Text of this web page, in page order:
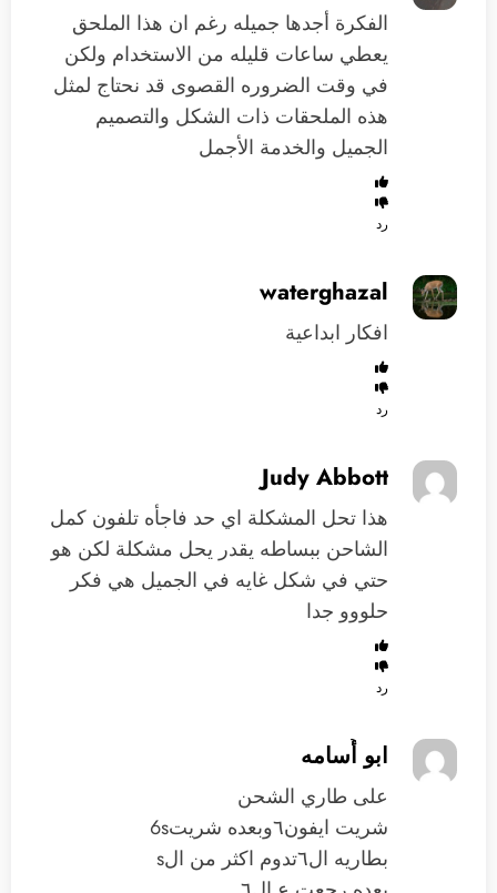
الفكرة أجدها جميله رغم ان هذا الملحق
يعطي ساعات قليله من الاستخدام ولكن
في وقت الضروره القصوى قد نحتاج لمثل
هذه الملحقات ذات الشكل والتصميم
الجميل والخدمة الأجمل
رد
waterghazal
افكار ابداعية
رد
Judy Abbott
هذا تحل المشكلة اي حد فاجأه تلفون كمل
الشاحن ببساطه يقدر يحل مشكلة لكن هو
حتي في شكل غايه في الجميل هي فكر
حلووو جدا
رد
ابو أُسامه
على طاري الشحن
شريت ايفون٦وبعده شريت6s
بطاريه ال٦تدوم اكثر من الs